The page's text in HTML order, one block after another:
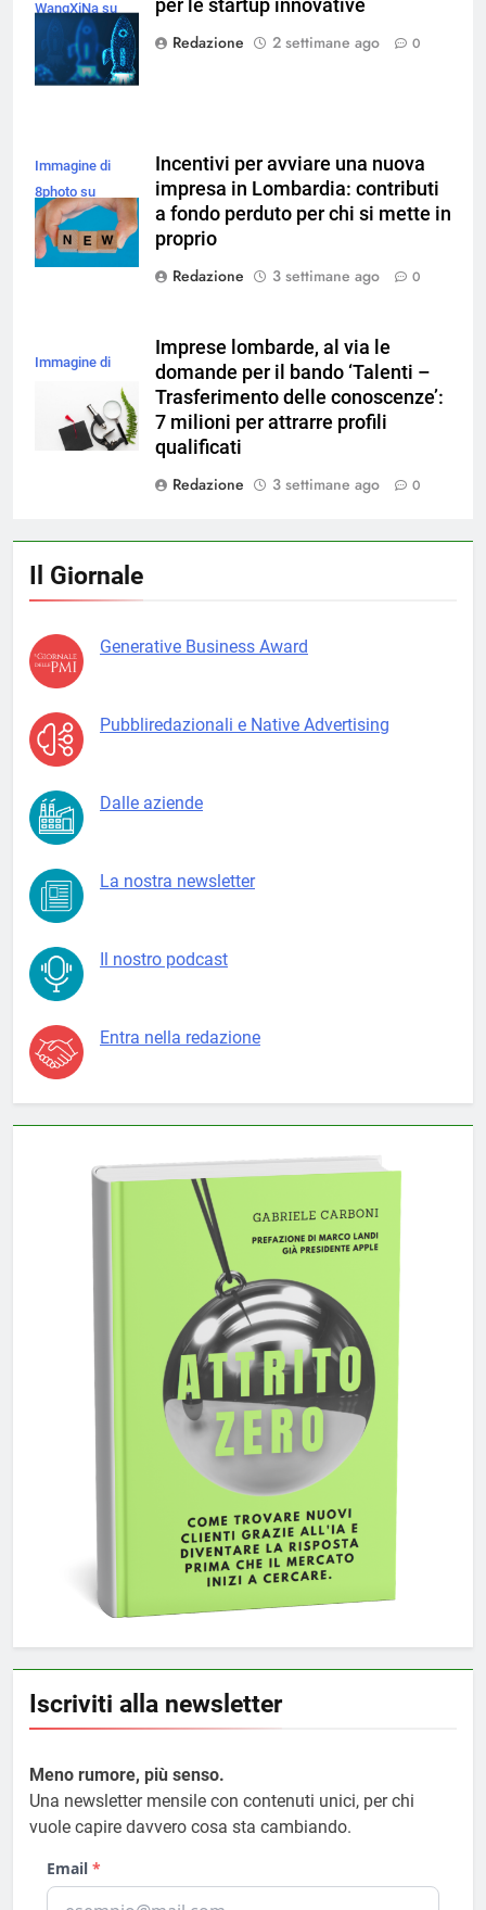
WangXiNa su
Magnific
per le startup innovative
Redazione
2 settimane ago 0
Immagine di
8photo su
Magnific
Incentivi per avviare una nuova
impresa in Lombardia: contributi
a fondo perduto per chi si mette in
proprio
Redazione
3 settimane ago 0
Immagine di
Imprese lombarde, al via le
domande per il bando ‘Talenti –
Trasferimento delle conoscenze’:
7 milioni per attrarre profili
qualificati
Redazione
3 settimane ago 0
Il Giornale
Generative Business Award
Pubbliredazionali e Native Advertising
Dalle aziende
La nostra newsletter
Il nostro podcast
Entra nella redazione
Iscriviti alla newsletter
Meno rumore, più senso.
Una newsletter mensile con contenuti unici, per chi
vuole capire davvero cosa sta cambiando.